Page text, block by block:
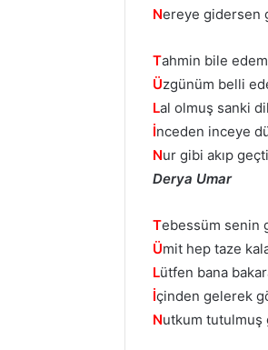
Nereye gidersen
Tahmin bile
Üzgünüm belli
Lal olmuş sanki
İnceden inceye
Nur gibi akıp
Derya Umar
Tebessüm senin
Ümit hep taze
Lütfen bana
İçinden gelerek
Nutkum tutulmuş